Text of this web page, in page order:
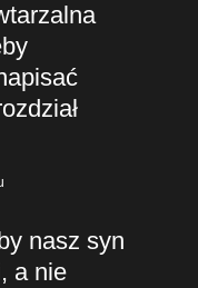
nasz syn
a nie